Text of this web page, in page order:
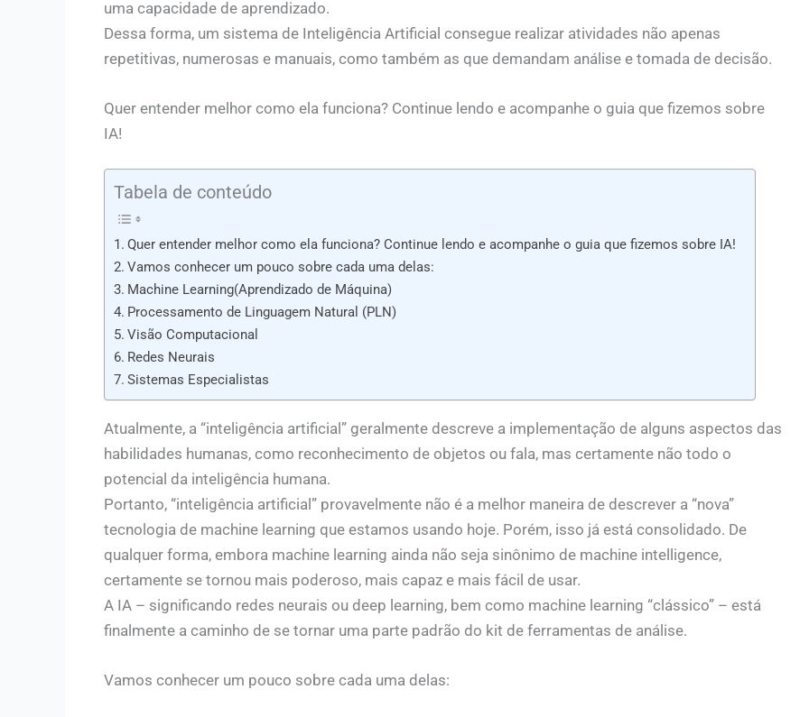
uma capacidade de aprendizado.
Dessa forma, um sistema de Inteligência Artificial consegue realizar atividades não apenas
repetitivas, numerosas e manuais, como também as que demandam análise e tomada de decisão.
Quer entender melhor como ela funciona? Continue lendo e acompanhe o guia que fizemos sobre
IA!
Tabela de conteúdo
Quer entender melhor como ela funciona? Continue lendo e acompanhe o guia que fizemos sobre IA!
Vamos conhecer um pouco sobre cada uma delas:
Machine Learning(Aprendizado de Máquina)
Processamento de Linguagem Natural (PLN)
Visão Computacional
Redes Neurais
Sistemas Especialistas
Atualmente, a “inteligência artificial” geralmente descreve a implementação de alguns aspectos das
habilidades humanas, como reconhecimento de objetos ou fala, mas certamente não todo o
potencial da inteligência humana.
Portanto, “inteligência artificial” provavelmente não é a melhor maneira de descrever a “nova”
tecnologia de machine learning que estamos usando hoje. Porém, isso já está consolidado. De
qualquer forma, embora machine learning ainda não seja sinônimo de machine intelligence,
certamente se tornou mais poderoso, mais capaz e mais fácil de usar.
A IA – significando redes neurais ou deep learning, bem como machine learning “clássico” – está
finalmente a caminho de se tornar uma parte padrão do kit de ferramentas de análise.
Vamos conhecer um pouco sobre cada uma delas: